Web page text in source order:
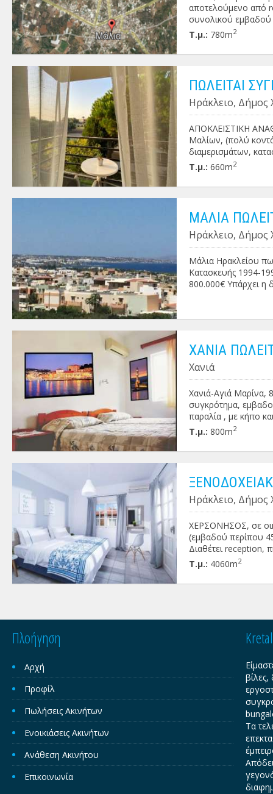
αποτελούμενο από
συνολικού εμβαδού
χώροι. Χρήζει
Τ.μ.: 780m2
ΠΩΛΕΙΤΑΙ
Ηράκλειο,
ΑΠΟΚΛΕΙΣΤΙΚΗ
Μαλίων, (πολύ
διαμερισμάτων,
χαμηλή τιμή !!!
Τ.μ.: 660m2
ΜΑΛΙΑ
Ηράκλειο, Δήμος
Μάλια Ηρακλείου
Κατασκευής 1994-
800.000€ Υπάρχει η
ΧΑΝΙΑ
Χανιά
Χανιά-Αγιά Μαρίνα,
συγκρότημα,
παραλία , με κήπο
Διαθέτει 11
και 1 διαμέρισμα
τ.μ. . Όλα τα
Τ.μ.: 800m2
Ηράκλειο,
ΧΕΡΣΟΝΗΣΟΣ, σε
(εμβαδού περίπου
Διαθέτει reception,
κήπους. 300μ από
Τ.μ.: 4060m2
Πλοήγηση
Αρχή
Προφίλ
Πωλήσεις Ακινήτων
Ενοικιάσεις Ακινήτων
Ανάθεση Ακινήτου
Επικοινωνία
βίλες,
Τα